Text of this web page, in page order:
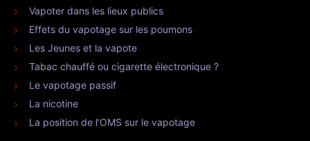
Vapoter dans les lieux publics
Effets du vapotage sur les poumons
Les Jeunes et la vapote
Tabac chauffé ou cigarette électronique ?
Le vapotage passif
La nicotine
La position de l’OMS sur le vapotage